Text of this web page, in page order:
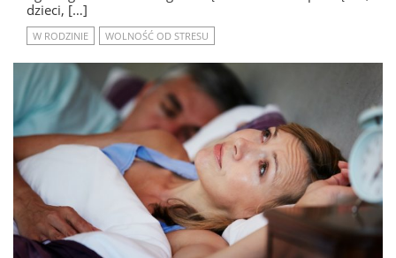
dzieci, […]
W RODZINIE WOLNOŚĆ OD STRESU